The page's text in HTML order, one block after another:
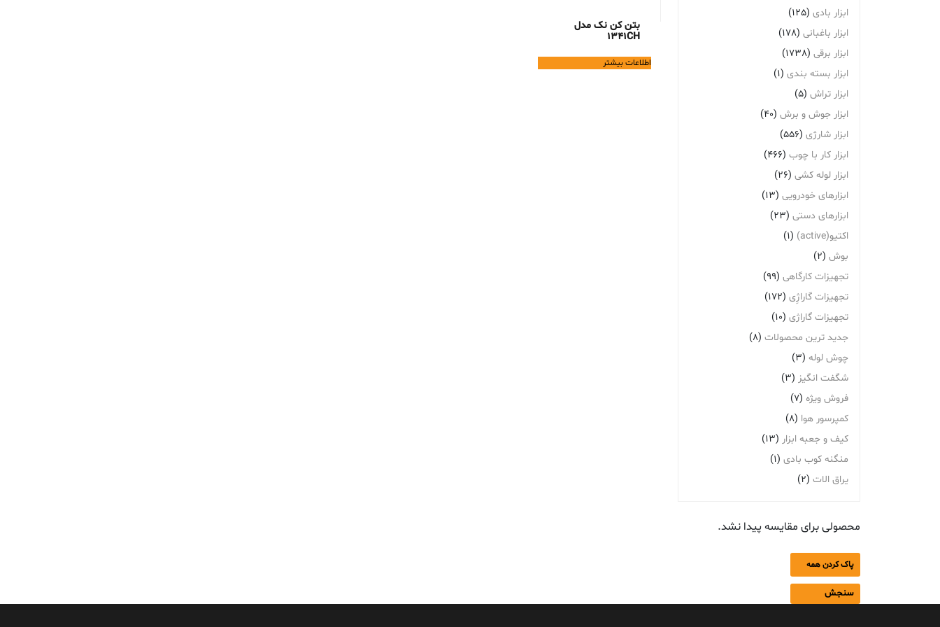
بتن کن نک مدل
1341CH
اطلاعات بیشتر
ابزار بادی (125)
ابزار باغبانی (178)
ابزار برقی (1738)
ابزار بسته بندی (1)
ابزار تراش (5)
ابزار جوش و برش (40)
ابزار شارژی (556)
ابزار کار با چوب (466)
ابزار لوله کشی (26)
ابزارهای خودرویی (13)
ابزارهای دستی (23)
اکتیو(active)
(1)
بوش (2)
تجهیزات کارگاهی (99)
تجهیزات گاراژِی (172)
تجهیزات گاراژی (10)
جدید ترین محصولات (8)
چوش لوله (3)
شگفت انگیز (3)
فروش ویژه (7)
کمپرسور هوا (8)
کیف و جعبه ابزار (13)
منگنه کوب بادی (1)
یراق الات (2)
محصولی برای مقایسه پیدا نشد.
پاک کردن همه
سنجش